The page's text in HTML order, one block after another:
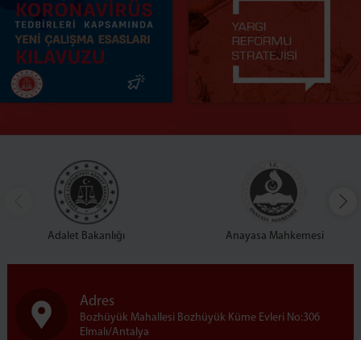
Adalet Bakanlığı Anayasa Mahkemesi
Adres
Bozhüyük Mahallesi Bozhüyük Küme Evleri No:306
Elmalı/Antalya